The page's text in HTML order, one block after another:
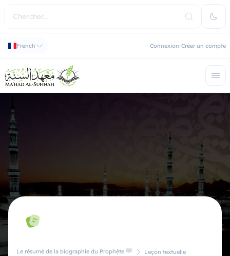
French Connexion Créer un compte
Le résumé de la biographie du Prophète ﷺ Leçon textuelle